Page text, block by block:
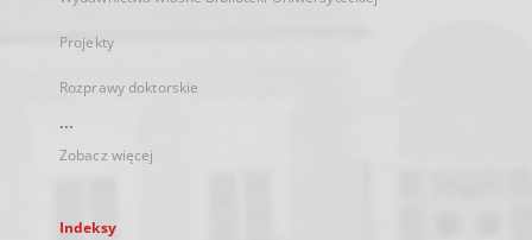
Projekty
Rozprawy doktorskie
...
Zobacz więcej
Indeksy